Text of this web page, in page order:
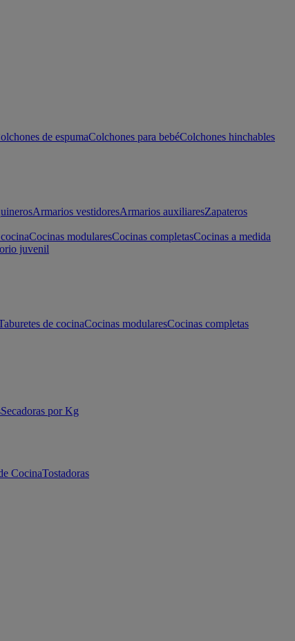
de espumaColchones para bebéColchones hinchables
Armarios vestidoresArmarios auxiliaresZapateros
Cocinas modularesCocinas completasCocinas a medida
juvenil
de cocinaCocinas modularesCocinas completas
Secadoras por Kg
CocinaTostadoras